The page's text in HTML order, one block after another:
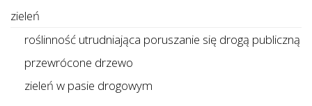
zieleń
roślinność utrudniająca poruszanie się drogą publiczną
przewrócone drzewo
zieleń w pasie drogowym